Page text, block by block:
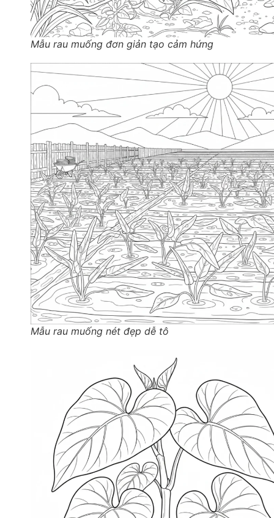
Mẫu rau muống đơn giản tạo cảm hứng
Mẫu rau muống nét đẹp dễ tô